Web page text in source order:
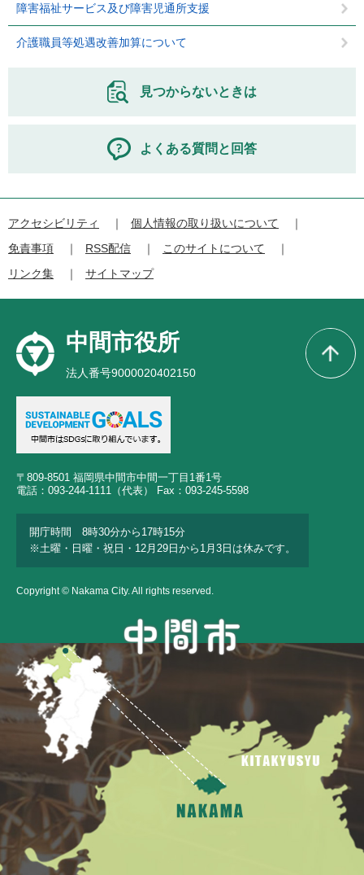
障害福祉サービス及び障害児通所支援
介護職員等処遇改善加算について
見つからないときは
よくある質問と回答
アクセシビリティ
個人情報の取り扱いについて
免責事項
RSS配信
このサイトについて
リンク集
サイトマップ
中間市役所
法人番号9000020402150
〒809-8501 福岡県中間市中間一丁目1番1号
電話：093-244-1111（代表） Fax：093-245-5598
開庁時間 8時30分から17時15分
※土曜・日曜・祝日・12月29日から1月3日は休みです。
Copyright © Nakama City. All rights reserved.